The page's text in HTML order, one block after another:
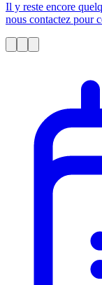
Il y reste encore
nous contactez pour